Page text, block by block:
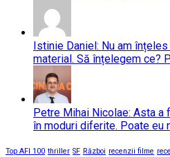
Istinie Daniel: Nu am
material. Să înțelegem ce?
Petre Mihai Nicolae: Asta a
în moduri diferite. Poate eu
Top AFI 100 thriller SF Război recenzii filme